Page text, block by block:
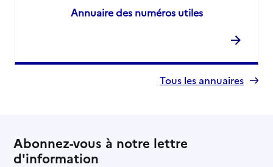
Annuaire des numéros utiles
Tous les annuaires
Abonnez-vous à notre lettre
d'information